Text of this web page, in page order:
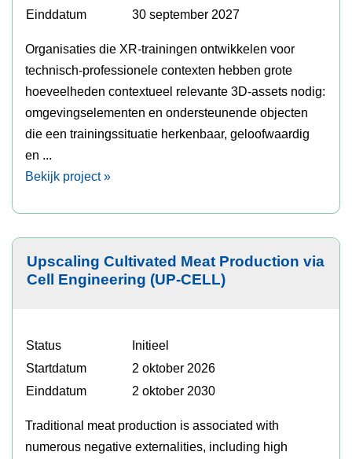
Einddatum
30 september 2027
Organisaties die XR-trainingen ontwikkelen voor
technisch-professionele contexten hebben grote
hoeveelheden contextueel relevante 3D-assets nodig:
omgevingselementen en ondersteunende objecten
die een trainingssituatie herkenbaar, geloofwaardig
en ...
Bekijk project »
Upscaling Cultivated Meat Production via
Cell Engineering (UP-CELL)
Status
Initieel
Startdatum
2 oktober 2026
Einddatum
2 oktober 2030
Traditional meat production is associated with
numerous negative externalities, including high